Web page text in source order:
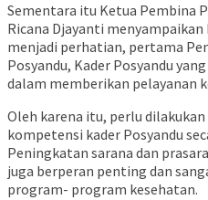
Sementara itu Ketua Pembina
Ricana Djayanti
menjadi perhatian, pertama
Posyandu, Kader Posyandu
dalam memberikan pelayanan
Oleh karena itu, perlu
kompetensi kader Posyandu
Peningkatan sarana dan
juga berperan penting dan
program- program kesehatan.